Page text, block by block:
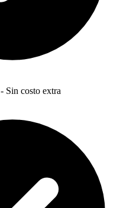
- Sin costo extra